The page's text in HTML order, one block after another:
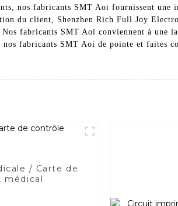
nos fabricants SMT Aoi fournissent une
du client, Shenzhen Rich Full Joy
fabricants SMT Aoi conviennent à une
fabricants SMT Aoi de pointe et faites
/ Carte de
médical